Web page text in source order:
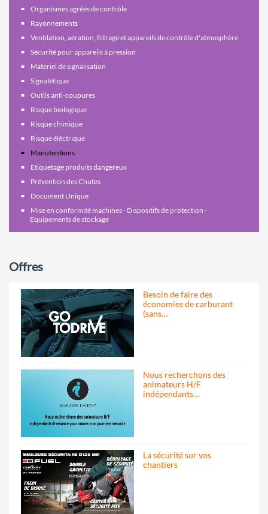
Organismes agréés de contrôle
Rayonnements
Ventilation, aération, filtrage et appareils de contrôle d'atmosphère
Sécurité pour appareils à pression
Materiel de signalisation
Signalétique
Outils anti-coupures
Risque biologique
Risque chimique
Risque éléctrique
Manutentions
Etiquetage produits dangereux
Prévention des Chutes
Document Unique
Mise en conformité machines - Dispositifs de protection -
Equipements de stockage
Offres
Besoin de faire des
économies de carburant
(sans…
Nous recherchons des
animateurs H/F
indépendants…
La sécurité sur vos
chantiers